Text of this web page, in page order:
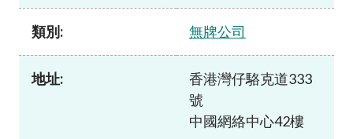
資料庫
新聞稿及公布
類別: 無牌公司
地址:
香港灣仔駱克道333
號
中國網絡中心42樓